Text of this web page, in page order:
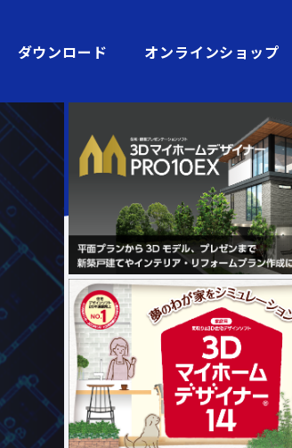
ダウンロード オンラインショップ